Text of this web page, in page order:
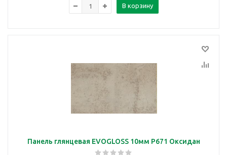
В корзину
Панель глянцевая EVOGLOSS 10мм P671 Оксидан